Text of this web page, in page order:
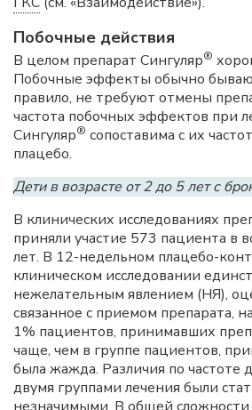
Побочные действия
В целом препарат Сингуляр®
Побочные эффекты обычно
правило, не требуют отмены
частота побочных эффектов при
Сингуляр® сопоставима с их
плацебо.
Дети в возрасте от 2 до 5 лет с
В клинических исследованиях
приняли участие 573 пациента в
лет. В 12-недельном плацебо-
клиническом исследовании
нежелательным явлением (НЯ),
связанное с приемом препарата,
1% пациентов, принимавших
чаще, чем в группе пациентов,
была жажда. Различия по частоте
двумя группами лечения были